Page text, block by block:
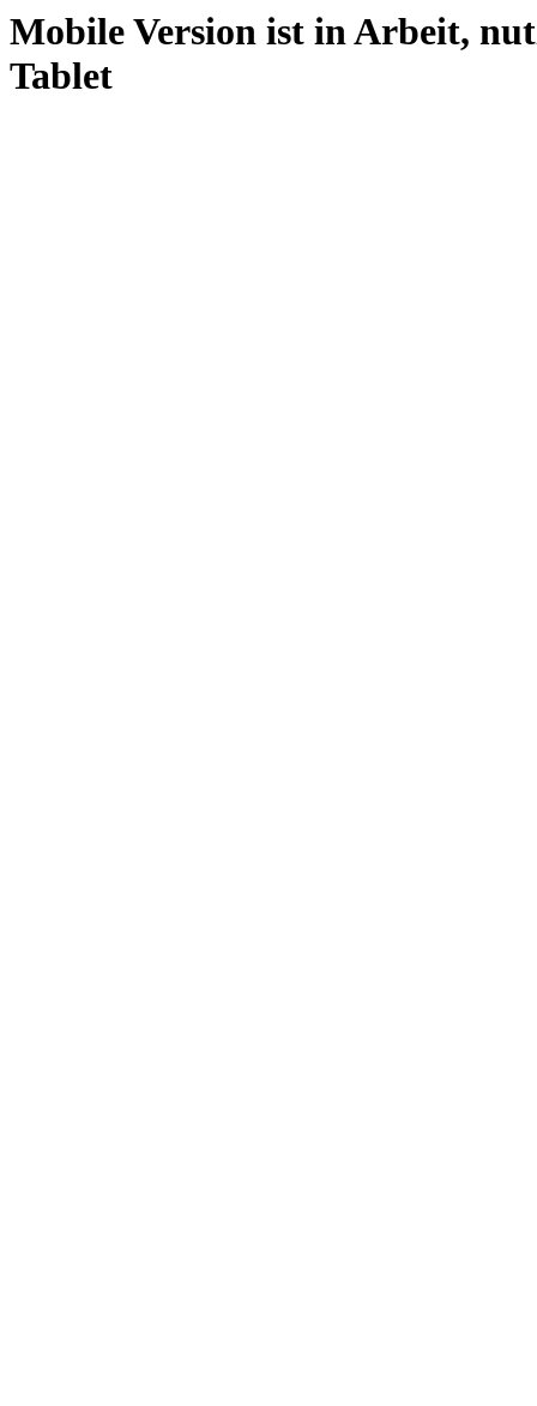
Mobile Version ist in Arbeit,
Tablet